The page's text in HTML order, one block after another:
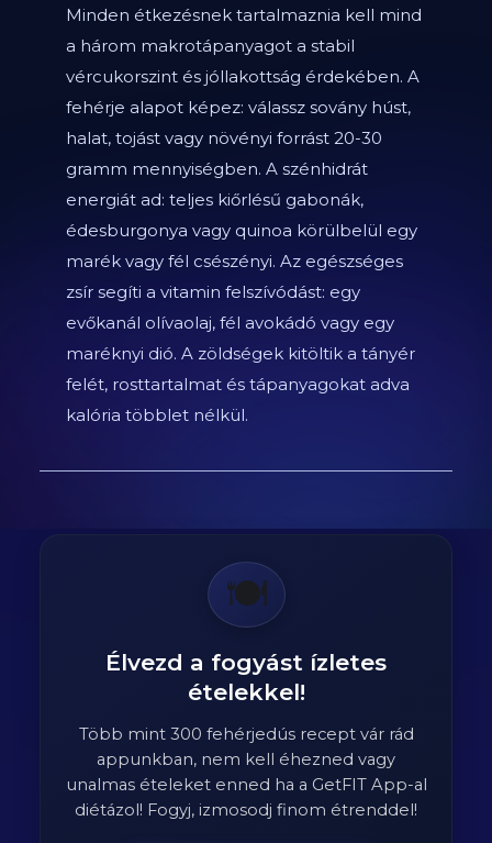
Minden étkezésnek tartalmaznia kell mind
a három makrotápanyagot a stabil
vércukorszint és jóllakottság érdekében. A
fehérje alapot képez: válassz sovány húst,
halat, tojást vagy növényi forrást 20-30
gramm mennyiségben. A szénhidrát
energiát ad: teljes kiőrlésű gabonák,
édesburgonya vagy quinoa körülbelül egy
marék vagy fél csészényi. Az egészséges
zsír segíti a vitamin felszívódást: egy
evőkanál olívaolaj, fél avokádó vagy egy
maréknyi dió. A zöldségek kitöltik a tányér
felét, rosttartalmat és tápanyagokat adva
kalória többlet nélkül.
🍽️
Élvezd a fogyást ízletes
ételekkel!
Több mint 300 fehérjedús recept vár rád
appunkban, nem kell éhezned vagy
unalmas ételeket enned ha a GetFIT App-al
diétázol! Fogyj, izmosodj finom étrenddel!